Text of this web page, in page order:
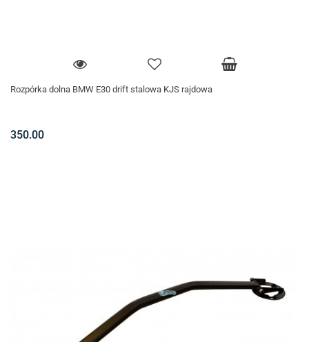
Rozpórka dolna BMW E30 drift stalowa KJS rajdowa
350.00